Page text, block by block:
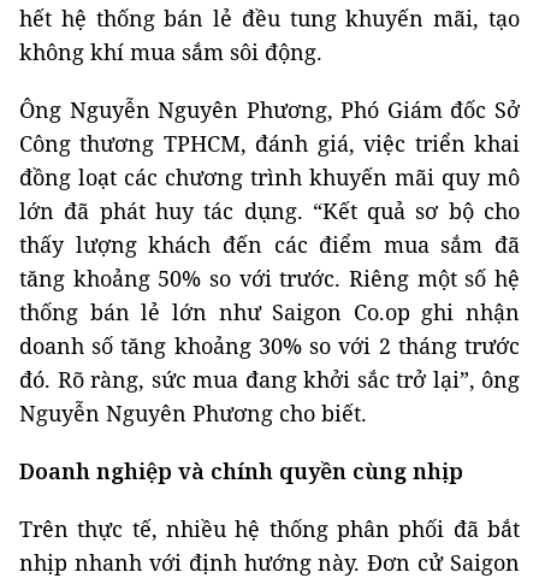
hết hệ thống bán lẻ đều tung khuyến mãi, tạo
không khí mua sắm sôi động.
Ông Nguyễn Nguyên Phương, Phó Giám đốc Sở
Công thương TPHCM, đánh giá, việc triển khai
đồng loạt các chương trình khuyến mãi quy mô
lớn đã phát huy tác dụng. “Kết quả sơ bộ cho
thấy lượng khách đến các điểm mua sắm đã
tăng khoảng 50% so với trước. Riêng một số hệ
thống bán lẻ lớn như Saigon Co.op ghi nhận
doanh số tăng khoảng 30% so với 2 tháng trước
đó. Rõ ràng, sức mua đang khởi sắc trở lại”, ông
Nguyễn Nguyên Phương cho biết.
Doanh nghiệp và chính quyền cùng nhịp
Trên thực tế, nhiều hệ thống phân phối đã bắt
nhịp nhanh với định hướng này. Đơn cử Saigon